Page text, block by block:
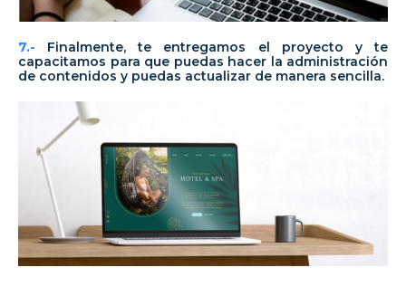
7.- Finalmente, te entregamos el proyecto y te
capacitamos para que puedas hacer la administración
de contenidos y puedas actualizar de manera sencilla.